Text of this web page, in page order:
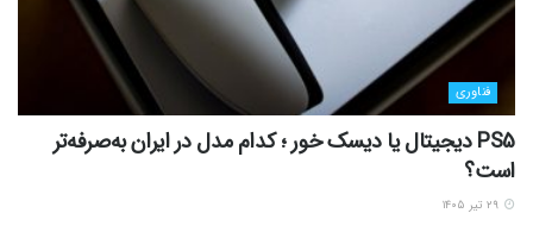
فناوری
PS5 دیجیتال یا دیسک خور ؛ کدام مدل در ایران به‌صرفه‌تر
است؟